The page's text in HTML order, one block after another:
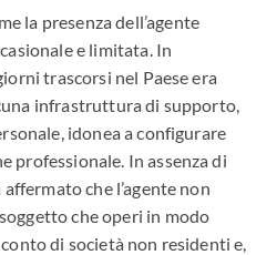
la presenza dell’agente
e limitata. In
trascorsi nel Paese era
infrastruttura di supporto,
idonea a configurare
professionale. In assenza di
che l’agente non
che operi in modo
di società non residenti e,